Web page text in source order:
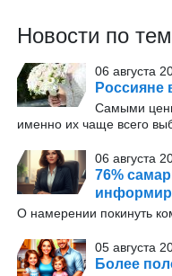
Новости по
06 августа
Россияне
Самыми
именно их чаще всего
06 августа
76%
О намерении покинуть
05 августа
Более